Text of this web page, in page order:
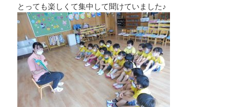
とっても楽しくて集中して聞けていました♪